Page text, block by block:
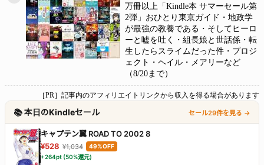
万冊以上「Kindle本 サマーセール第
2弾」おひとり東京ガイド・地政学
が最強の教養である・そしてヒーロ
ーと嘘を吐く・組長娘と世話係・転
生したらスライムだった件・プロジ
ェクト・ヘイル・メアリーなど
（8/20まで）
［PR］記事内のアフィリエイトリンクから収入を得る場合があります
📚 本日のKindleセール セール29件を見る →
キャプテン翼 ROAD TO 2002 8
¥528 ¥1,034
49%OFF
+264pt (50%還元)